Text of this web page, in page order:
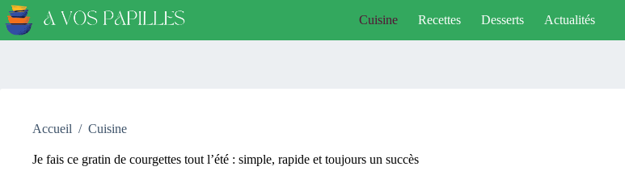
Passer
au
contenu
Cuisine Recettes Desserts Actualités
Accueil / Cuisine
Je fais ce gratin de courgettes tout l’été : simple, rapide et toujours un succès